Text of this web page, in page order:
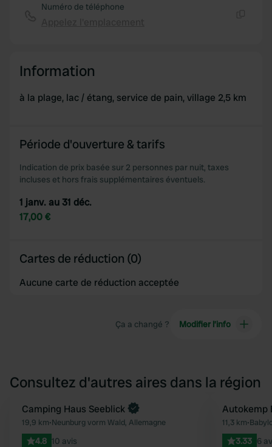
Numéro de téléphone
Information
à la plage, lac / étang, service de pain, village 2,5 km
Période d'ouverture & tarifs
Indication de prix basée sur 2 personnes par nuit, taxes
incluses et hors frais supplémentaires éventuels.
1 janv. au 31 déc.
17,00 €
Cartes de réduction (0)
Aucune carte de réduction acceptée
Ça a changé ? Modifier l’info
Consultez d'autres aires dans la région
Préféré
Reserve maintenant
Camping Haus Seeblick
19,9 km•Neunburg vorm Wald, Allemagne
4.8 10 avis
Autokemp
11,3 km•
3.33 6